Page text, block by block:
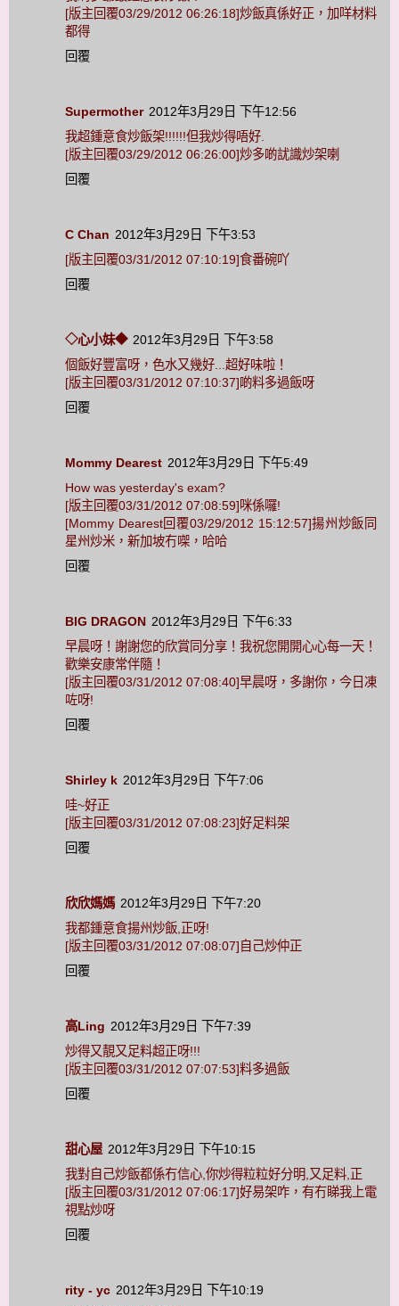
[版主回覆03/29/2012 06:26:18]炒飯真係好正，加咩材料
都得
回覆
Supermother 2012年3月29日 下午12:56
我超鍾意食炒飯架!!!!!!但我炒得唔好.
[版主回覆03/29/2012 06:26:00]炒多啲訧識炒架喇
回覆
C Chan 2012年3月29日 下午3:53
[版主回覆03/31/2012 07:10:19]食番碗吖
回覆
◇心小妹◆ 2012年3月29日 下午3:58
個飯好豐富呀，色水又幾好...超好味啦！
[版主回覆03/31/2012 07:10:37]啲料多過飯呀
回覆
Mommy Dearest 2012年3月29日 下午5:49
How was yesterday's exam?
[版主回覆03/31/2012 07:08:59]咪係囉!
[Mommy Dearest回覆03/29/2012 15:12:57]揚州炒飯同
星州炒米，新加坡冇㗎，哈哈
回覆
BIG DRAGON 2012年3月29日 下午6:33
早晨呀！謝謝您的欣賞同分享！我祝您開開心心每一天！
歡樂安康常伴隨！
[版主回覆03/31/2012 07:08:40]早晨呀，多謝你，今日凍
咗呀!
回覆
Shirley k 2012年3月29日 下午7:06
哇~好正
[版主回覆03/31/2012 07:08:23]好足料架
回覆
欣欣媽媽 2012年3月29日 下午7:20
我都鍾意食揚州炒飯,正呀!
[版主回覆03/31/2012 07:08:07]自己炒仲正
回覆
高Ling 2012年3月29日 下午7:39
炒得又靚又足料超正呀!!!
[版主回覆03/31/2012 07:07:53]料多過飯
回覆
甜心屋 2012年3月29日 下午10:15
我對自己炒飯都係冇信心,你炒得粒粒好分明,又足料,正
[版主回覆03/31/2012 07:06:17]好易架咋，有冇睇我上電
視點炒呀
回覆
rity - yc 2012年3月29日 下午10:19